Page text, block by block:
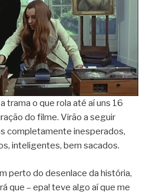
trama o que rola até aí uns 16
do filme. Virão a seguir
completamente inesperados,
inteligentes, bem sacados.
perto do desenlace da história,
que – epa! teve algo aí que me